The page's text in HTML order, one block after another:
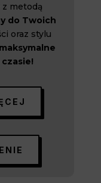
metodą
do Twoich
oraz stylu
maksymalne